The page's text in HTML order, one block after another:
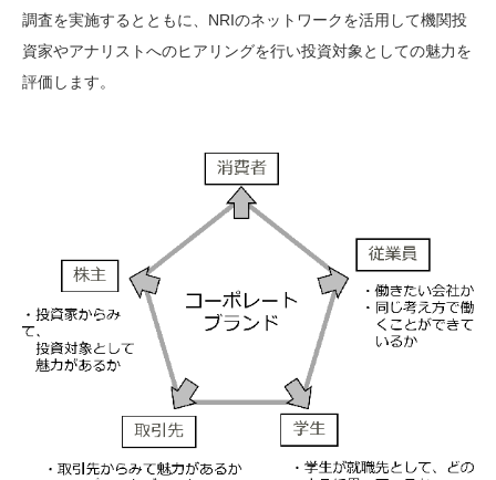
調査を実施するとともに、NRIのネットワークを活用して機関投
資家やアナリストへのヒアリングを行い投資対象としての魅力を
評価します。